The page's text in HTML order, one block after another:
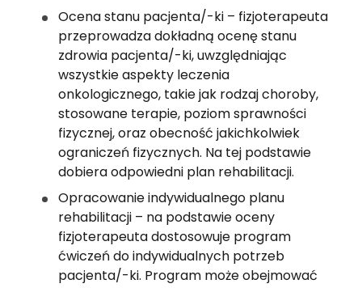
Ocena stanu pacjenta/-ki – fizjoterapeuta
przeprowadza dokładną ocenę stanu
zdrowia pacjenta/-ki, uwzględniając
wszystkie aspekty leczenia
onkologicznego, takie jak rodzaj choroby,
stosowane terapie, poziom sprawności
fizycznej, oraz obecność jakichkolwiek
ograniczeń fizycznych. Na tej podstawie
dobiera odpowiedni plan rehabilitacji.
Opracowanie indywidualnego planu
rehabilitacji – na podstawie oceny
fizjoterapeuta dostosowuje program
ćwiczeń do indywidualnych potrzeb
pacjenta/-ki. Program może obejmować